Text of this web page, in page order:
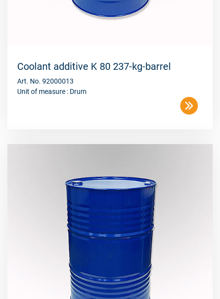
Coolant additive K 80 237-kg-barrel
Art. No. 92000013
Unit of measure : Drum